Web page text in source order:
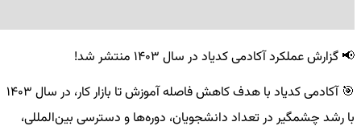
📢 گزارش عملکرد آکادمی کدیاد در سال ۱۴۰۳ منتشر شد!
🎯 آکادمی کدیاد با هدف کاهش فاصله آموزش تا بازار کار، در سال ۱۴۰۳
با رشد چشمگیر در تعداد دانشجویان، دوره‌ها و دسترسی بین‌المللی،